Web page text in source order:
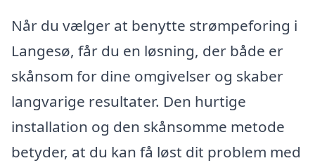
Når du vælger at benytte strømpeforing i
Langesø, får du en løsning, der både er
skånsom for dine omgivelser og skaber
langvarige resultater. Den hurtige
installation og den skånsomme metode
betyder, at du kan få løst dit problem med